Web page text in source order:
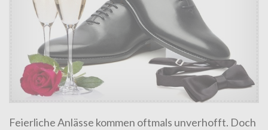
Feierliche Anlässe kommen oftmals unverhofft. Doch